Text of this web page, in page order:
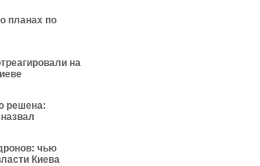
планах по
на
решена:
чью
Киева